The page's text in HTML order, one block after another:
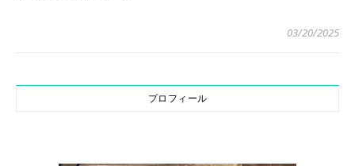
03/20/2025
プロフィール